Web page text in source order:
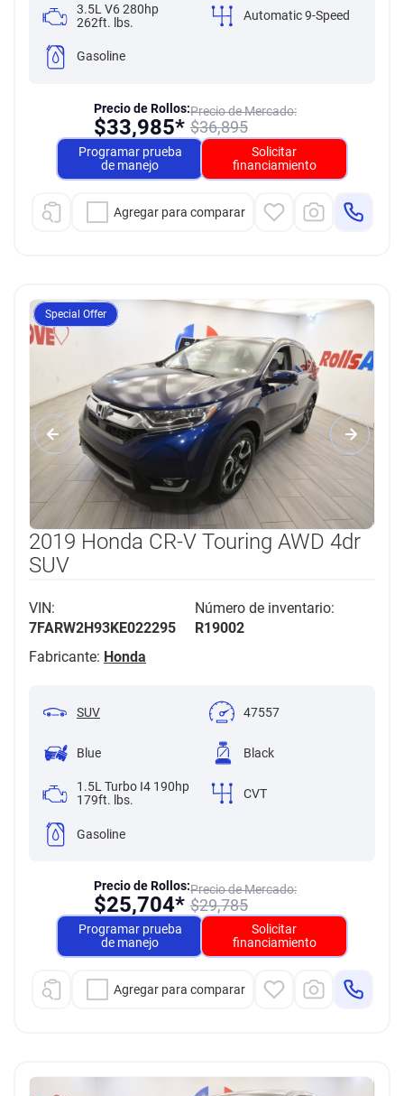
3.5L V6 280hp
262ft. lbs.
Automatic 9-Speed
Gasoline
Precio de Mercado:
$36,895
Precio de Rollos:
$33,985*
Programar prueba
de manejo
Solicitar
financiamiento
Agregar para comparar
Special Offer
2019 Honda CR-V Touring AWD 4dr
SUV
VIN:
7FARW2H93KE022295
Número de inventario:
R19002
Fabricante: Honda
SUV 47557
Blue Black
1.5L Turbo I4 190hp
179ft. lbs.
CVT
Gasoline
Precio de Mercado:
$29,785
Precio de Rollos:
$25,704*
Programar prueba
de manejo
Solicitar
financiamiento
Agregar para comparar